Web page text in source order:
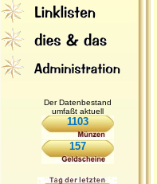
Der Datenbestand
umfaßt aktuell
1103
157